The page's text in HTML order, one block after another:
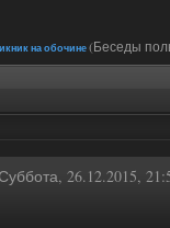
на обочине(Беседы
26.12.2015,